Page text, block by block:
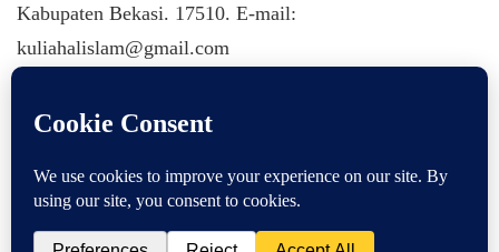
Kabupaten Bekasi. 17510. E-mail:
kuliahalislam@gmail.com
KULIAHALISLAM.COM Copyright (C) 2026